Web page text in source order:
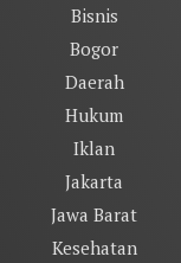
Bisnis
Bogor
Daerah
Hukum
Iklan
Jakarta
Jawa Barat
Kesehatan